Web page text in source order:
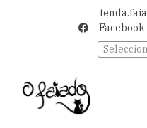
Facebook